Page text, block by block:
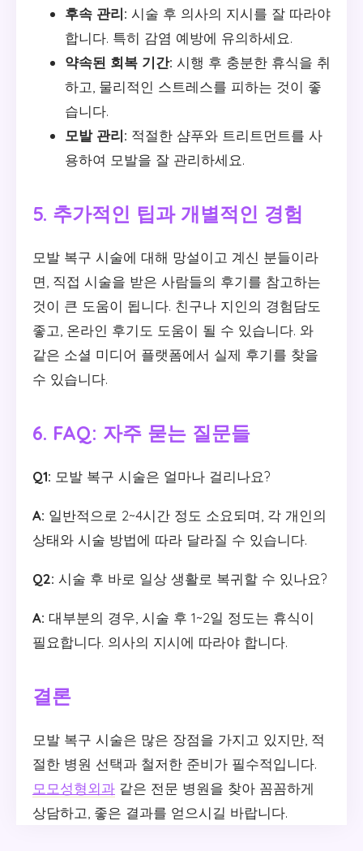
후속 관리: 시술 후 의사의 지시를 잘 따라야
합니다. 특히 감염 예방에 유의하세요.
약속된 회복 기간: 시행 후 충분한 휴식을 취
하고, 물리적인 스트레스를 피하는 것이 좋
습니다.
모발 관리: 적절한 샴푸와 트리트먼트를 사
용하여 모발을 잘 관리하세요.
5. 추가적인 팁과 개별적인 경험
모발 복구 시술에 대해 망설이고 계신 분들이라
면, 직접 시술을 받은 사람들의 후기를 참고하는
것이 큰 도움이 됩니다. 친구나 지인의 경험담도
좋고, 온라인 후기도 도움이 될 수 있습니다. 와
같은 소셜 미디어 플랫폼에서 실제 후기를 찾을
수 있습니다.
6. FAQ: 자주 묻는 질문들
Q1: 모발 복구 시술은 얼마나 걸리나요?
A: 일반적으로 2~4시간 정도 소요되며, 각 개인의
상태와 시술 방법에 따라 달라질 수 있습니다.
Q2: 시술 후 바로 일상 생활로 복귀할 수 있나요?
A: 대부분의 경우, 시술 후 1~2일 정도는 휴식이
필요합니다. 의사의 지시에 따라야 합니다.
결론
모발 복구 시술은 많은 장점을 가지고 있지만, 적
절한 병원 선택과 철저한 준비가 필수적입니다.
모모성형외과 같은 전문 병원을 찾아 꼼꼼하게
상담하고, 좋은 결과를 얻으시길 바랍니다.